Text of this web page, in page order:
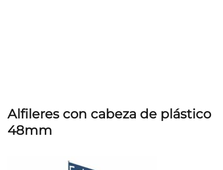
Alfileres con cabeza de plástico
48mm